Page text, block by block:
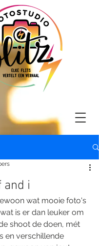
and i
wat mooie foto's
is er dan leuker om
shoot de doen, mét
en verschillende